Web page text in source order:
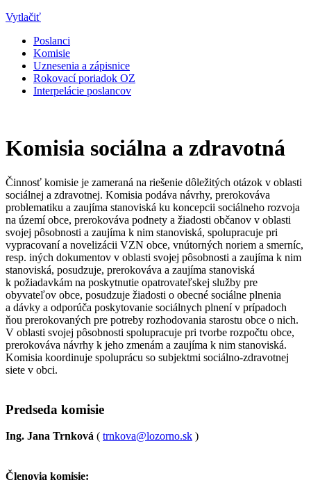
Vytlačiť
Poslanci
Komisie
Uznesenia a zápisnice
Rokovací poriadok OZ
Interpelácie poslancov
Komisia sociálna a zdravotná
Činnosť komisie je zameraná na riešenie dôležitých otázok v oblasti
sociálnej a zdravotnej. Komisia podáva návrhy, prerokováva
problematiku a zaujíma stanoviská ku koncepcii sociálneho rozvoja
na území obce, prerokováva podnety a žiadosti občanov v oblasti
svojej pôsobnosti a zaujíma k nim stanoviská, spolupracuje pri
vypracovaní a novelizácii VZN obce, vnútorných noriem a smerníc,
resp. iných dokumentov v oblasti svojej pôsobnosti a zaujíma k nim
stanoviská, posudzuje, prerokováva a zaujíma stanoviská
k požiadavkám na poskytnutie opatrovateľskej služby pre
obyvateľov obce, posudzuje žiadosti o obecné sociálne plnenia
a dávky a odporúča poskytovanie sociálnych plnení v prípadoch
ňou prerokovaných pre potreby rozhodovania starostu obce o nich.
V oblasti svojej pôsobnosti spolupracuje pri tvorbe rozpočtu obce,
prerokováva návrhy k jeho zmenám a zaujíma k nim stanoviská.
Komisia koordinuje spoluprácu so subjektmi sociálno-zdravotnej
siete v obci.
Predseda komisie
Ing. Jana Trnková ( trnkova@lozorno.sk )
Členovia komisie: